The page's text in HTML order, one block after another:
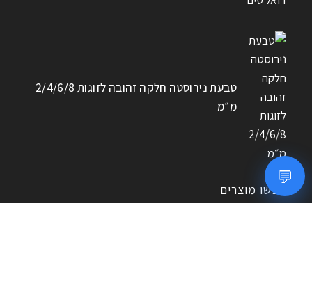
טבעת נירוסטה חלקה זהובה לזוגות 2/4/6/8
מ״מ
חפשו מוצרים
💬